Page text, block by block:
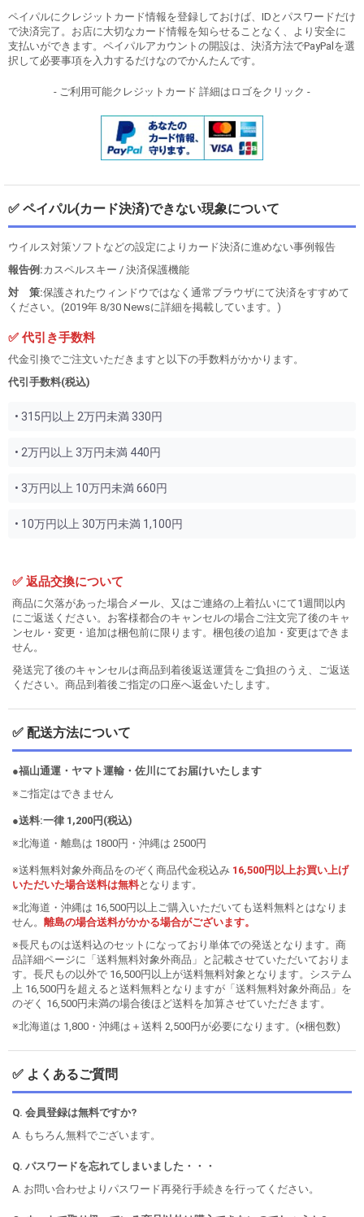
ペイパルにクレジットカード情報を登録しておけば、IDとパスワードだけ
で決済完了。お店に大切なカード情報を知らせることなく、より安全に
支払いができます。ペイパルアカウントの開設は、決済方法でPayPalを選
択して必要事項を入力するだけなのでかんたんです。
- ご利用可能クレジットカード 詳細はロゴをクリック -
✅ ペイパル(カード決済)できない現象について
ウイルス対策ソフトなどの設定によりカード決済に進めない事例報告
報告例:カスペルスキー / 決済保護機能
対 策:保護されたウィンドウではなく通常ブラウザにて決済をすすめて
ください。(2019年 8/30 Newsに詳細を掲載しています。)
✅ 代引き手数料
代金引換でご注文いただきますと以下の手数料がかかります。
代引手数料(税込)
• 315円以上 2万円未満 330円
• 2万円以上 3万円未満 440円
• 3万円以上 10万円未満 660円
• 10万円以上 30万円未満 1,100円
✅ 返品交換について
商品に欠落があった場合メール、又はご連絡の上着払いにて1週間以内
にご返送ください。お客様都合のキャンセルの場合ご注文完了後のキャ
ンセル・変更・追加は梱包前に限ります。梱包後の追加・変更はできま
せん。
発送完了後のキャンセルは商品到着後返送運賃をご負担のうえ、ご返送
ください。商品到着後ご指定の口座へ返金いたします。
✅ 配送方法について
●福山通運・ヤマト運輸・佐川にてお届けいたします
※ご指定はできません
●送料:一律 1,200円(税込)
※北海道・離島は 1800円・沖縄は 2500円
※送料無料対象外商品をのぞく商品代金税込み 16,500円以上お買い上げ
いただいた場合送料は無料となります。
※北海道・沖縄は 16,500円以上ご購入いただいても送料無料とはなりま
せん。 離島の場合送料がかかる場合がございます。
※長尺ものは送料込のセットになっており単体での発送となります。商
品詳細ページに「送料無料対象外商品」と記載させていただいておりま
す。長尺もの以外で 16,500円以上が送料無料対象となります。システム
上 16,500円を超えると送料無料となりますが「送料無料対象外商品」を
のぞく 16,500円未満の場合後ほど送料を加算させていただきます。
※北海道は 1,800・沖縄は＋送料 2,500円が必要になります。(×梱包数)
✅ よくあるご質問
Q. 会員登録は無料ですか?
A. もちろん無料でございます。
Q. パスワードを忘れてしまいました・・・
A. お問い合わせよりパスワード再発行手続きを行ってください。